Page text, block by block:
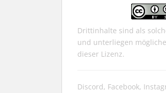
Drittinhalte sind als
und unterliegen
dieser Lizenz.
Discord, Facebook,